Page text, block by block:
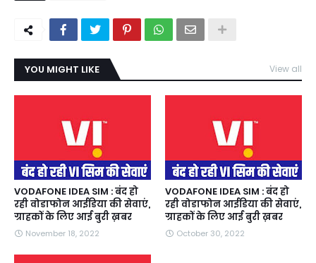
YOU MIGHT LIKE View all
VODAFONE IDEA SIM : बंद हो
रही वोडाफोन आईडिया की सेवाएं,
ग्राहकों के लिए आई बुरी ख़बर
November 18, 2022
VODAFONE IDEA SIM : बंद हो
रही वोडाफोन आईडिया की सेवाएं,
ग्राहकों के लिए आई बुरी ख़बर
October 30, 2022